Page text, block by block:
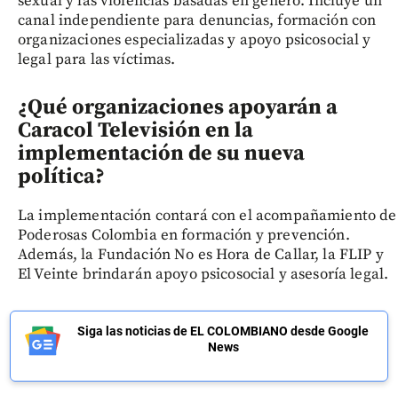
canal independiente para denuncias, formación con
organizaciones especializadas y apoyo psicosocial y
legal para las víctimas.
¿Qué organizaciones apoyarán a
Caracol Televisión en la
implementación de su nueva
política?
La implementación contará con el acompañamiento de
Poderosas Colombia en formación y prevención.
Además, la Fundación No es Hora de Callar, la FLIP y
El Veinte brindarán apoyo psicosocial y asesoría legal.
Siga las noticias de EL COLOMBIANO desde Google
News